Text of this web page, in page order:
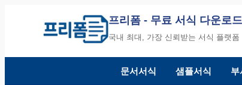
프리폼 - 무료 서식 다운로
국내 최대, 가장 신뢰받는 서식 플랫폼
문서서식 샘플서식 부